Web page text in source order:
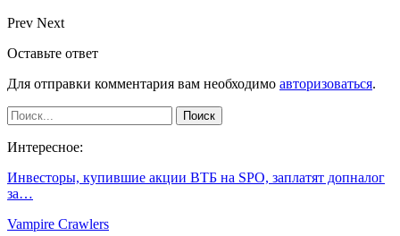
Prev Next
Оставьте ответ
Для отправки комментария вам необходимо авторизоваться.
Интересное:
Инвесторы, купившие акции ВТБ на SPO, заплатят допналог
за…
Vampire Crawlers